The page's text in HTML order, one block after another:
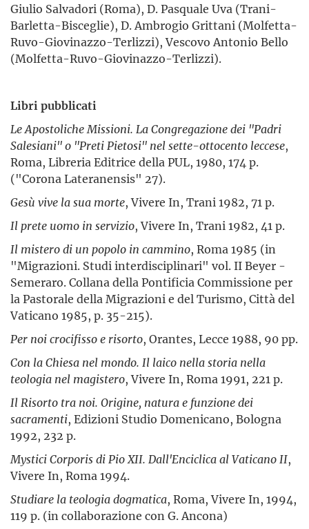
Giulio Salvadori (Roma), D. Pasquale Uva (Trani-
Barletta-Bisceglie), D. Ambrogio Grittani (Molfetta-
Ruvo-Giovinazzo-Terlizzi), Vescovo Antonio Bello
(Molfetta-Ruvo-Giovinazzo-Terlizzi).
Libri pubblicati
Le Apostoliche Missioni. La Congregazione dei "Padri
Salesiani" o "Preti Pietosi" nel sette-ottocento leccese,
Roma, Libreria Editrice della PUL, 1980, 174 p.
("Corona Lateranensis" 27).
Gesù vive la sua morte, Vivere In, Trani 1982, 71 p.
Il prete uomo in servizio, Vivere In, Trani 1982, 41 p.
Il mistero di un popolo in cammino, Roma 1985 (in
"Migrazioni. Studi interdisciplinari" vol. II Beyer -
Semeraro. Collana della Pontificia Commissione per
la Pastorale della Migrazioni e del Turismo, Città del
Vaticano 1985, p. 35-215).
Per noi crocifisso e risorto, Orantes, Lecce 1988, 90 pp.
Con la Chiesa nel mondo. Il laico nella storia nella
teologia nel magistero, Vivere In, Roma 1991, 221 p.
Il Risorto tra noi. Origine, natura e funzione dei
sacramenti, Edizioni Studio Domenicano, Bologna
1992, 232 p.
Mystici Corporis di Pio XII. Dall'Enciclica al Vaticano II,
Vivere In, Roma 1994.
Studiare la teologia dogmatica, Roma, Vivere In, 1994,
119 p. (in collaborazione con G. Ancona)